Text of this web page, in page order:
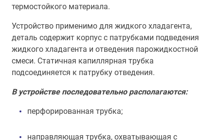
термостойкого материала.
Устройство применимо для жидкого хладагента,
деталь содержит корпус с патрубками подведения
жидкого хладагента и отведения парожидкостной
смеси. Статичная капиллярная трубка
подсоединяется к патрубку отведения.
В устройстве последовательно располагаются:
перфорированная трубка;
направляющая трубка, охватывающая с